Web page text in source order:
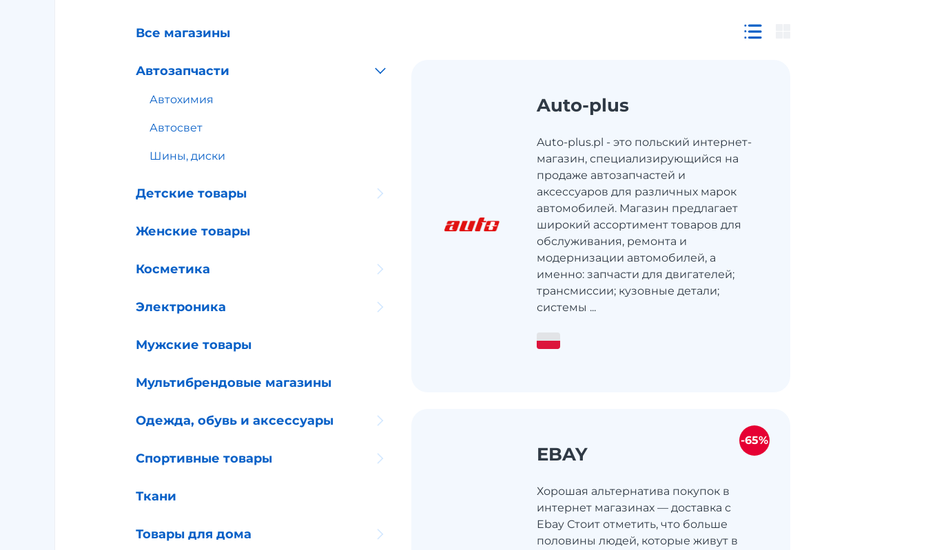
Все магазины
Автозапчасти
Автохимия
Автосвет
Шины, диски
Детские товары
Женские товары
Косметика
Электроника
Мужские товары
Мультибрендовые магазины
Одежда, обувь и аксессуары
Спортивные товары
Ткани
Товары для дома
Auto-plus
Auto-plus.pl - это польский интернет-
магазин, специализирующийся на
продаже автозапчастей и
аксессуаров для различных марок
автомобилей. Магазин предлагает
широкий ассортимент товаров для
обслуживания, ремонта и
модернизации автомобилей, а
именно: запчасти для двигателей;
трансмиссии; кузовные детали;
системы ...
EBAY
Хорошая альтернатива покупок в
интернет магазинах — доставка с
Ebay Стоит отметить, что больше
половины людей, которые живут в
-65%